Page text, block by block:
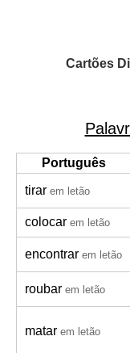
Cartões
Português
tirar em letão
colocar em letão
encontrar em letão
roubar em letão
matar em letão